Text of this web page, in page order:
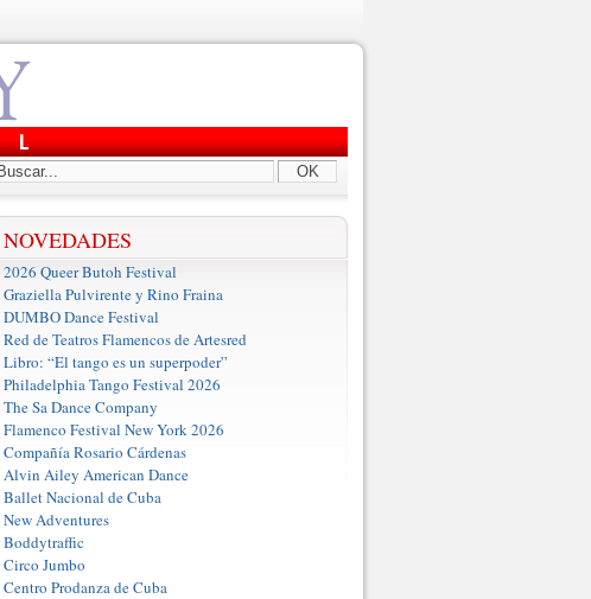
OK
NOVEDADES
2026 Queer Butoh Festival
Graziella Pulvirente y Rino Fraina
DUMBO Dance Festival
Red de Teatros Flamencos de Artesred
Libro: “El tango es un superpoder”
Philadelphia Tango Festival 2026
The Sa Dance Company
Flamenco Festival New York 2026
Compañía Rosario Cárdenas
Alvin Ailey American Dance
Ballet Nacional de Cuba
New Adventures
Boddytraffic
Circo Jumbo
Centro Prodanza de Cuba